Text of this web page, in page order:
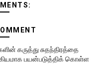
கருத்து சுதந்திரத்தை
பயன்படுத்திக் கொள்ள